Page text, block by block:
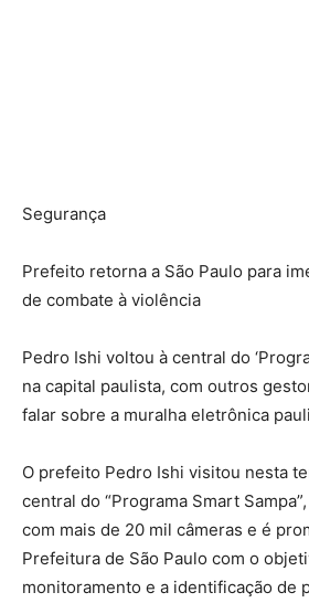
Segurança
Prefeito retorna a São Paulo para
de combate à violência
Pedro Ishi voltou à central do
na capital paulista, com outros
falar sobre a muralha eletrônica
O prefeito Pedro Ishi visitou nesta
central do “Programa Smart
com mais de 20 mil câmeras e é
Prefeitura de São Paulo com o
monitoramento e a identificação de